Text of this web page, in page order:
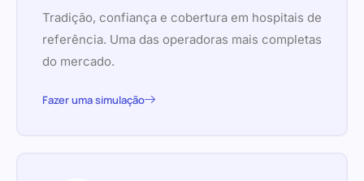
Tradição, confiança e cobertura em hospitais de
referência. Uma das operadoras mais completas
do mercado.
Fazer uma simulação